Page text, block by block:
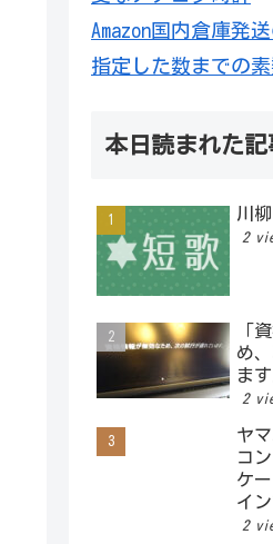
Amazon国内倉庫発
指定した数までの
本日読まれた記
川
2
「
め
ま
2
ヤ
コ
ケ
イ
2